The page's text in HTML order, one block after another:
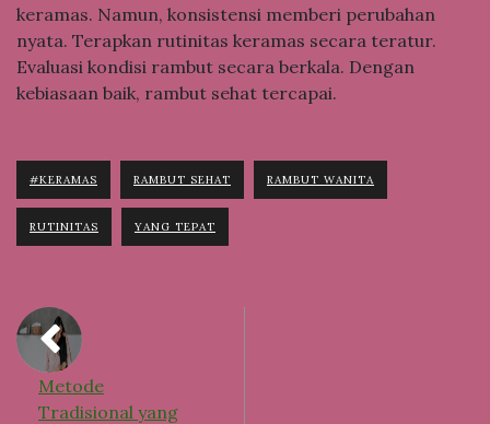
keramas. Namun, konsistensi memberi perubahan
nyata. Terapkan rutinitas keramas secara teratur.
Evaluasi kondisi rambut secara berkala. Dengan
kebiasaan baik, rambut sehat tercapai.
#KERAMAS RAMBUT SEHAT RAMBUT WANITA
RUTINITAS YANG TEPAT
Metode
Tradisional yang